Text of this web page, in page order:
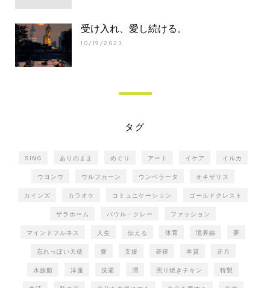
受け入れ、愛し続ける。
10/19/2023
タグ
SING ありのまま めぐり アート イケア イルカ
ウヨンウ ウルフカーン ウンベラータ オキザリス
カインズ カラオケ コミュニケーション ゴールドクレスト
ザラホーム パウル・クレー ファッション
マインドフルネス 人生 伝える 体育 境界線 夢
忘れっぽい天使 愛 支援 昼寝 本質 正月
水族館 洋服 洗濯 潤 照り焼きチキン 特製